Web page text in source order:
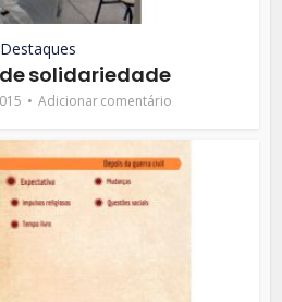
Destaques
solidariedade
Adicionar comentário